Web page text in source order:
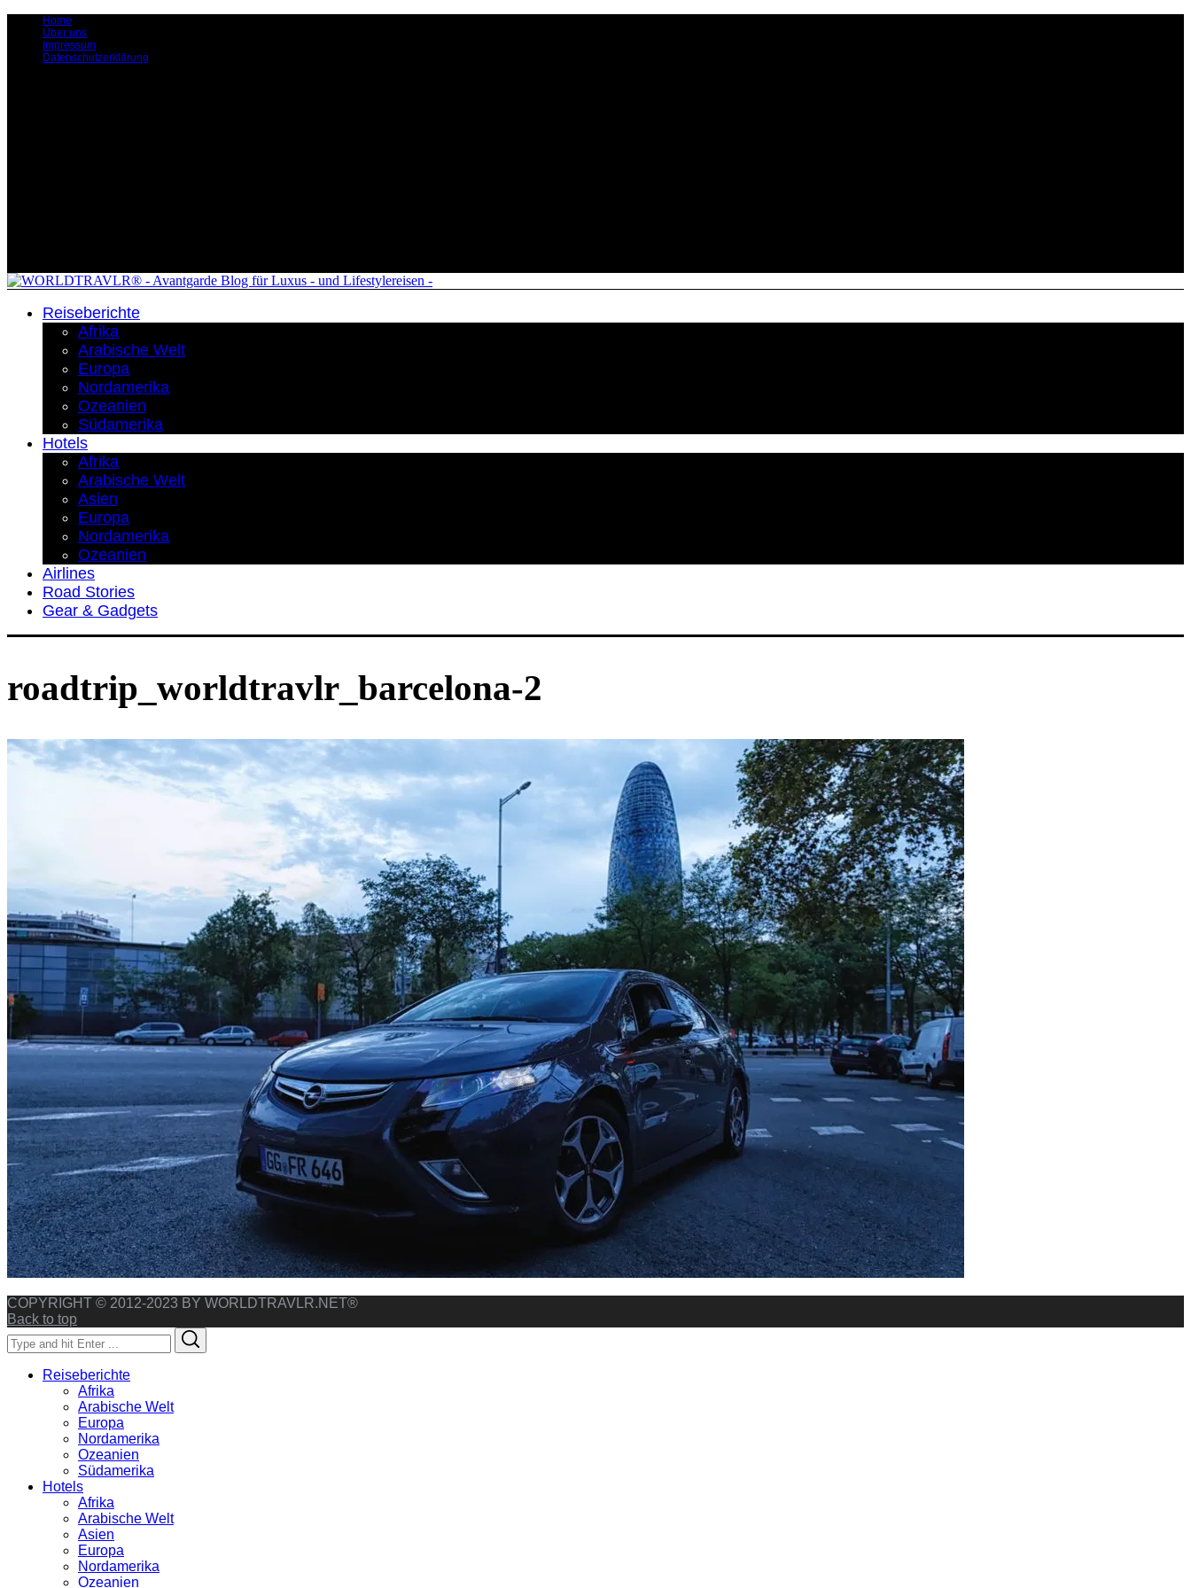
Home
Über uns
Impressum
Datenschutzerklärung
Reiseberichte
Afrika
Arabische Welt
Europa
Nordamerika
Ozeanien
Südamerika
Hotels
Afrika
Arabische Welt
Asien
Europa
Nordamerika
Ozeanien
Airlines
Road Stories
Gear & Gadgets
roadtrip_worldtravlr_barcelona-2
COPYRIGHT © 2012-2023 BY WORLDTRAVLR.NET®
Back to top
Search
for:
Reiseberichte
Afrika
Arabische Welt
Europa
Nordamerika
Ozeanien
Südamerika
Hotels
Afrika
Arabische Welt
Asien
Europa
Nordamerika
Ozeanien